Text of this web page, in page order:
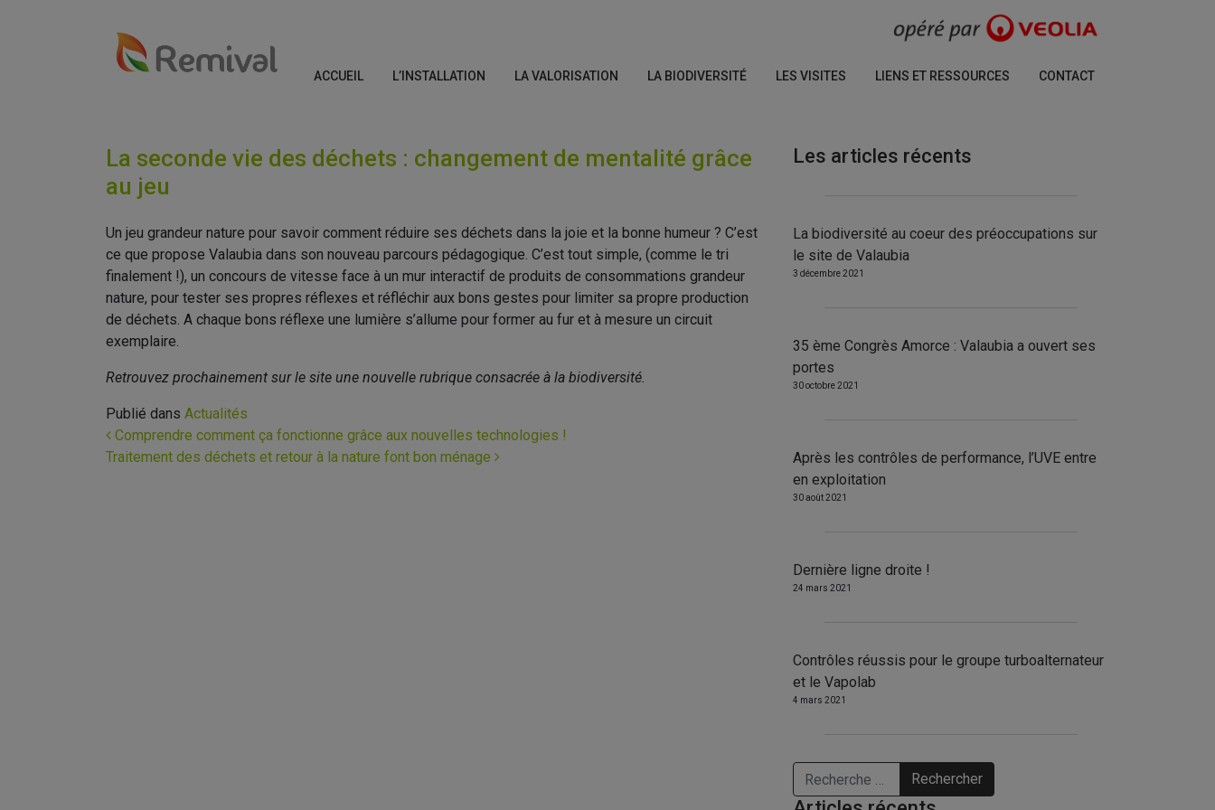
ACCUEIL L’INSTALLATION LA VALORISATION LA BIODIVERSITÉ LES VISITES LIENS ET RESSOURCES CONTACT
La seconde vie des déchets : changement de mentalité grâce
au jeu
Un jeu grandeur nature pour savoir comment réduire ses déchets dans la joie et la bonne humeur ? C’est
ce que propose Valaubia dans son nouveau parcours pédagogique. C’est tout simple, (comme le tri
finalement !), un concours de vitesse face à un mur interactif de produits de consommations grandeur
nature, pour tester ses propres réflexes et réfléchir aux bons gestes pour limiter sa propre production
de déchets. A chaque bons réflexe une lumière s’allume pour former au fur et à mesure un circuit
exemplaire.
Retrouvez prochainement sur le site une nouvelle rubrique consacrée à la biodiversité.
Publié dans Actualités
Navigation
Comprendre comment ça fonctionne grâce aux nouvelles technologies !
Traitement des déchets et retour à la nature font bon ménage
Les articles récents
La biodiversité au coeur des préoccupations sur
le site de Valaubia
3 décembre 2021
35 ème Congrès Amorce : Valaubia a ouvert ses
portes
30 octobre 2021
Après les contrôles de performance, l’UVE entre
en exploitation
30 août 2021
Dernière ligne droite !
24 mars 2021
Contrôles réussis pour le groupe turboalternateur
et le Vapolab
4 mars 2021
Rechercher